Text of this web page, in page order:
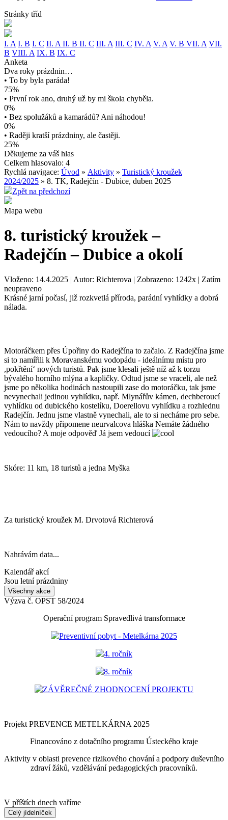
Stránky tříd
I. A I. B I. C II. A II. B II. C III. A III. C IV. A V. A V. B VII. A VII.
B VIII. A IX. B IX. C
Anketa
Dva roky prázdnin…
• To by byla paráda!
75%
• První rok ano, druhý už by mi škola chyběla.
0%
• Bez spolužáků a kamarádů? Ani náhodou!
0%
• Raději kratší prázdniny, ale častěji.
25%
Děkujeme za váš hlas
Celkem hlasovalo: 4
Rychlá navigace: Úvod » Aktivity » Turistický kroužek
2024/2025 » 8. TK, Radejčín - Dubice, duben 2025
Zpět na předchozí
Mapa webu
8. turistický kroužek –
Radejčín – Dubice a okolí
Vloženo: 14.4.2025 | Autor: Richterova | Zobrazeno: 1242x | Zatím
neupraveno
Krásné jarní počasí, již rozkvetlá příroda, parádní vyhlídky a dobrá
nálada.
Motoráčkem přes Úpořiny do Radejčína to začalo. Z Radejčína jsme
si to namířili k Moravanskému vodopádu - ideálnímu místu pro
,pokřtění‘ nových turistů. Pak jsme klesali ještě níž až k torzu
bývalého horního mlýna a kapličky. Odtud jsme se vraceli, ale než
jsme po několika hodinách nastoupili zase do motoráčku, tak jsme
nevynechali jedinou vyhlídku, např. Mlynářův kámen, dechberoucí
vyhlídku od dubického kostelíku, Doerellovu vyhlídku a rozhlednu
Radejčín. Jednu jsme vlastně vynechali, ale to si necháme pro sebe.
Nám to navždy připomene neurvalcova hláška Nemáte žádného
vedoucího? A moje odpověď Já jsem vedoucí
Skóre: 11 km, 18 turistů a jedna Myška
Za turistický kroužek M. Drvotová Richterová
Nahrávám data...
Kalendář akcí
Jsou letní prázdniny
Všechny akce
Výzva č. OPST 58/2024
Operační program Spravedlivá transformace
Preventivní pobyt - Metelkárna 2025
4. ročník
8. ročník
ZÁVĚREČNÉ ZHODNOCENÍ PROJEKTU
Projekt PREVENCE METELKÁRNA 2025
Financováno z dotačního programu Ústeckého kraje
Aktivity v oblasti prevence rizikového chování a podpory duševního
zdraví žáků, vzdělávání pedagogických pracovníků.
V příštích dnech vaříme
Celý jídelníček